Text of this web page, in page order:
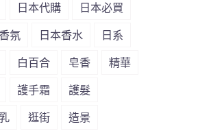
日本代購 日本必買
氛 日本香水 日系
白百合 皂香 精華
護手霜 護髮
逛街 造景